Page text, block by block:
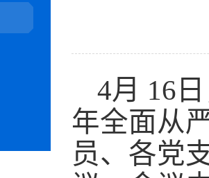
4月 16
年全面从
员、 各党